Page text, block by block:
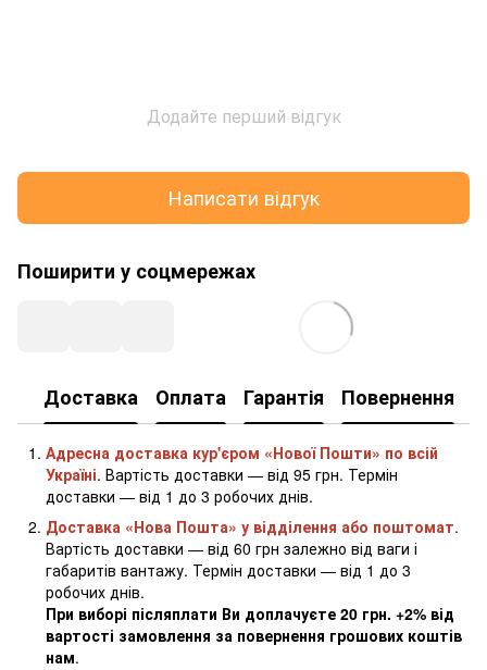
Додайте перший відгук
Написати відгук
Поширити у соцмережах
Доставка Оплата Гарантія Повернення
Адресна доставка кур'єром «Нової Пошти» по всій
Україні. Вартість доставки — від 95 грн. Термін
доставки — від 1 до 3 робочих днів.
Доставка «Нова Пошта» у відділення або поштомат.
Вартість доставки — від 60 грн залежно від ваги і
габаритів вантажу. Термін доставки — від 1 до 3
робочих днів.
При виборі післяплати Ви доплачуєте 20 грн. +2% від
вартості замовлення за повернення грошових коштів
нам.